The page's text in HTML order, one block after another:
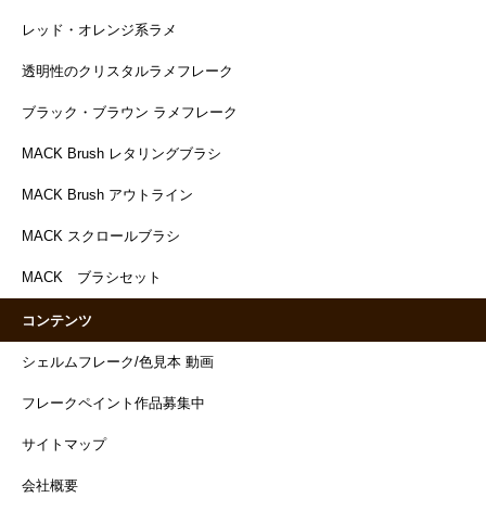
レッド・オレンジ系ラメ
透明性のクリスタルラメフレーク
ブラック・ブラウン ラメフレーク
MACK Brush レタリングブラシ
MACK Brush アウトライン
MACK スクロールブラシ
MACK ブラシセット
コンテンツ
シェルムフレーク/色見本 動画
フレークペイント作品募集中
サイトマップ
会社概要